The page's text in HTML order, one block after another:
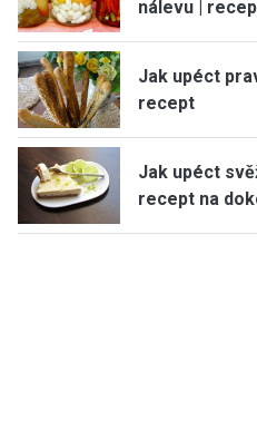
nálevu |
Jak upéct
recept
Jak upéct
recept na